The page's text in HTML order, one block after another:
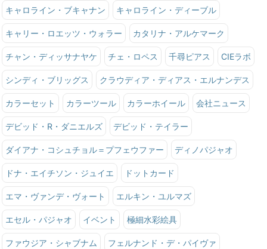
キャロライン・ブキャナン キャロライン・ディーブル
キャリー・ロエッツ・ウォラー カタリナ・アルケマーク
チャン・ディッサナヤケ チェ・ロペス 千尋ピアス CIEラボ
シンディ・ブリッグス クラウディア・ディアス・エルナンデス
カラーセット カラーツール カラーホイール 会社ニュース
デビッド・R・ダニエルズ デビッド・テイラー
ダイアナ・コシュチョル＝プフェウファー ディノパジャオ
ドナ・エイチソン・ジュイエ ドットカード
エマ・ヴァンデ・ヴォート エルキン・ユルマズ
エセル・パジャオ イベント 極細水彩絵具
ファウジア・シャブナム フェルナンド・デ・パイヴァ